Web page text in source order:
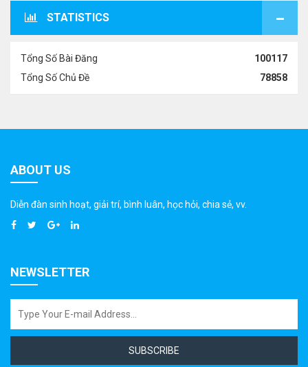
STATISTICS
Tổng Số Bài Đăng
100117
Tổng Số Chủ Đề
78858
ABOUT US
Diễn đàn sinh hoạt, giải trí, bình luân, học hỏi, chia sẻ, vv.
NEWSLETTER
SUBSCRIBE